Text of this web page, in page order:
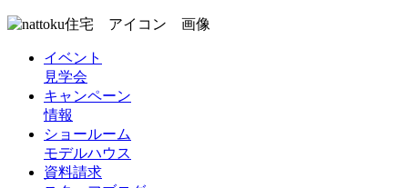
イベント
見学会
キャンペーン
情報
ショールーム
モデルハウス
資料請求